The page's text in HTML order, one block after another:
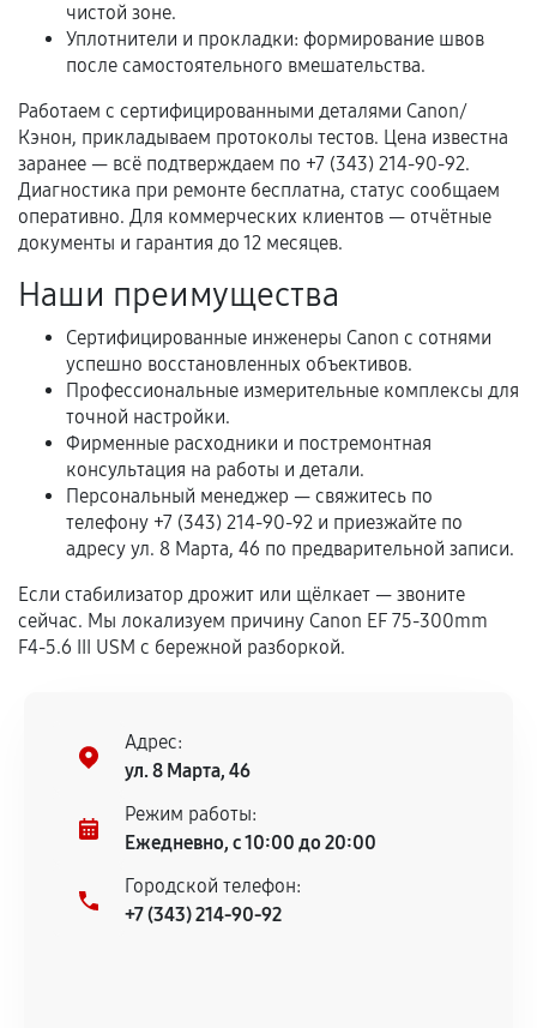
механические повреждения, попадание влаги,
перегрев, коррозия.
третьих лиц.
Естественный износ деталей, если иное не
предусмотрено отдельно.
Обращение после окончания гарантийного
срока.
Программные сбои, если это не указано в
Если комплектующие куплены
самостоятельно
Гарантия на выполненные работы может
сохраняться полностью или частично, если
соблюдены следующие условия:
Предоставленные детали подходят по
техническим параметрам и не имеют внешних
дефектов.
При этом гарантия на сами комплектующие
остается на стороне производителя или
продавца. За качество сторонних деталей
сервисный центр ответственности не несет.
чистой зоне.
Уплотнители и прокладки: формирование швов
после самостоятельного вмешательства.
Работаем с сертифицированными деталями Canon/
Кэнон, прикладываем протоколы тестов. Цена известна
заранее — всё подтверждаем по +7 (343) 214-90-92.
Диагностика при ремонте бесплатна, статус сообщаем
оперативно. Для коммерческих клиентов — отчётные
документы и гарантия до 12 месяцев.
Наши преимущества
Сертифицированные инженеры Canon с сотнями
успешно восстановленных объективов.
Профессиональные измерительные комплексы для
точной настройки.
Фирменные расходники и постремонтная
консультация на работы и детали.
Персональный менеджер — свяжитесь по
телефону +7 (343) 214-90-92 и приезжайте по
адресу ул. 8 Марта, 46 по предварительной записи.
Если стабилизатор дрожит или щёлкает — звоните
сейчас. Мы локализуем причину Canon EF 75-300mm
F4-5.6 III USM с бережной разборкой.
Адрес:
ул. 8 Марта, 46
Режим работы:
Ежедневно, с 10:00 до 20:00
Городской телефон:
+7 (343) 214-90-92